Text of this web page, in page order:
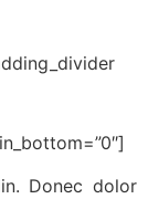
Donec dolor